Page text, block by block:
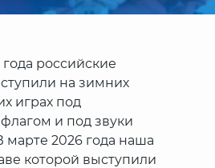
российские
на зимних
играх под
и под звуки
марте 2026 года наша
которой выступили